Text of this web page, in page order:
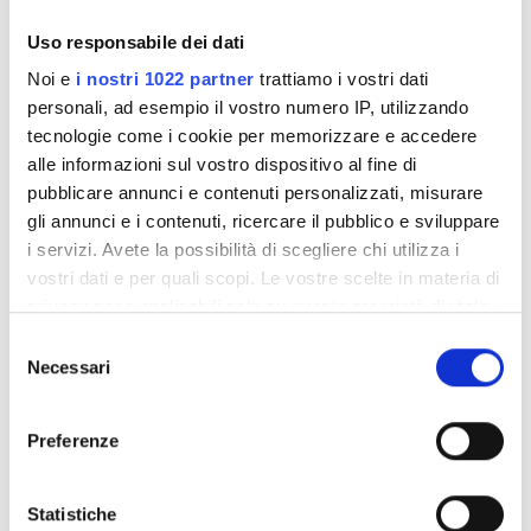
Uso responsabile dei dati
Noi e i nostri 1022 partner trattiamo i vostri dati
personali, ad esempio il vostro numero IP, utilizzando
tecnologie come i cookie per memorizzare e accedere
alle informazioni sul vostro dispositivo al fine di
pubblicare annunci e contenuti personalizzati, misurare
gli annunci e i contenuti, ricercare il pubblico e sviluppare
i servizi. Avete la possibilità di scegliere chi utilizza i
vostri dati e per quali scopi. Le vostre scelte in materia di
modificare o revocare il proprio consenso in qualsiasi
momento dalla Dichiarazione sui cookie o facendo clic
raccogliere informazioni sulla tua posizione
delNecessari
Preferenze
Statistiche
Hai bisogno di assistenza?
Sei già cliente XEV e hai bisogno di assistenza? Il
metodo più efficace e rapido per ottenere
assistenza è compilare il form dedicato con i tuoi
dati e il motivo della tua richiesta.